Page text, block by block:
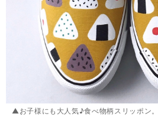
▲お子様にも大人気♪食べ物柄スリッポン。